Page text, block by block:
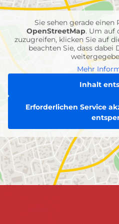
Einheiten
Sie sehen gerade
OpenStreetMap. Um auf
zuzugreifen, klicken Sie auf
beachten Sie, dass
Mehr
Inhalt
Erforderlichen Service